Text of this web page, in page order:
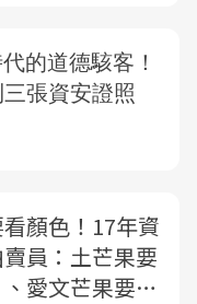
顏色！17年資
員：土芒果要
愛文芒果要看